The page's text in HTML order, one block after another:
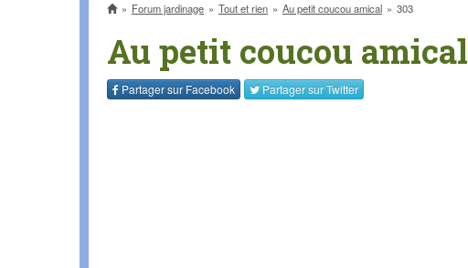
AccueilForum jardinage Tout et rien Au petit coucou amical 303
Au petit coucou amical
Partager sur Facebook Partager surTwitter